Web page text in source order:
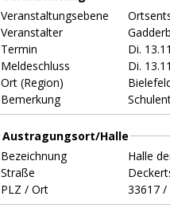
Veranstaltungsebene
Veranstalter
Termin
Di.
Meldeschluss
Di.
Ort (Region)
Bemerkung
Austragungsort/Halle
Bezeichnung
Halle
Straße
PLZ / Ort